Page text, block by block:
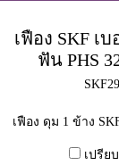
เฟือง SKF เบ
ฟัน PHS
เฟือง ดุม 1 ข้าง
เปรีย